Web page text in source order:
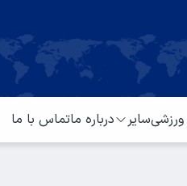
ورزشیسایر درباره ماتماس با ما